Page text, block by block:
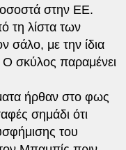
στην ΕΕ.
τη λίστα των
σάλο, με την ίδια
Ο σκύλος παραμένει
ήρθαν στο φως
σημάδι ότι
του